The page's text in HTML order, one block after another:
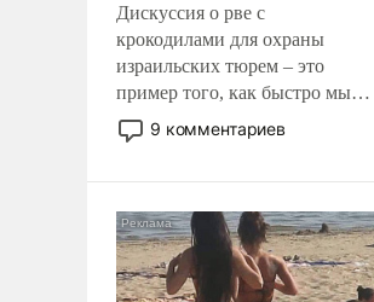
Дискуссия о рве с
крокодилами для охраны
израильских тюрем – это
пример того, как быстро мы
двигаемся по пути
революционных изменений.
псевдонаучной фантастики,
стало всерьез обсуждаемой
идеей.
9 комментариев